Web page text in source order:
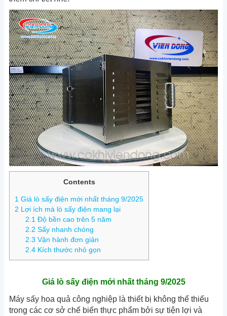
Contents
1 Giá lò sấy điện mới nhất tháng 9/2025
2 Lợi ích mà lò sấy điện mang lại
2.1 Độ bền cao trên 5 năm
2.2 Sấy nhanh chóng
2.3 Vận hành đơn giản
2.4 Kích thước nhỏ gọn
Giá lò sấy điện mới nhất tháng 9/2025
Máy sấy hoa quả công nghiệp là thiết bị không thể thiếu
trong các cơ sở chế biến thực phẩm bởi sự tiện lợi và